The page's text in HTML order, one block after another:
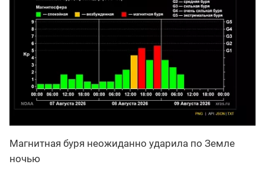
Магнитная буря неожиданно ударила по Земле
ночью